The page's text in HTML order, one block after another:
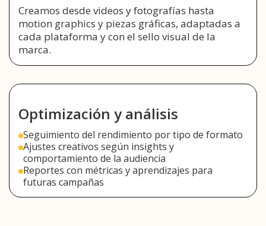
Creamos desde videos y fotografías hasta
motion graphics y piezas gráficas, adaptadas a
cada plataforma y con el sello visual de la
marca.
Optimización y análisis
Seguimiento del rendimiento por tipo de formato
Ajustes creativos según insights y
comportamiento de la audiencia
Reportes con métricas y aprendizajes para
futuras campañas